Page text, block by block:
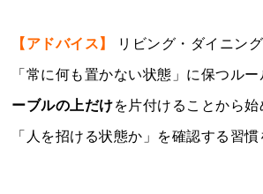
【アドバイス】 リビング・ダイニン
「常に何も置かない状態」に保つル
ーブルの上だけを片付けることから始
「人を招ける状態か」を確認する習慣